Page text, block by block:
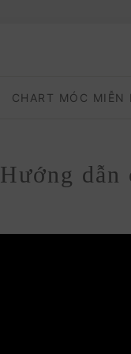
CHART MÓC MIỄN
Hướng